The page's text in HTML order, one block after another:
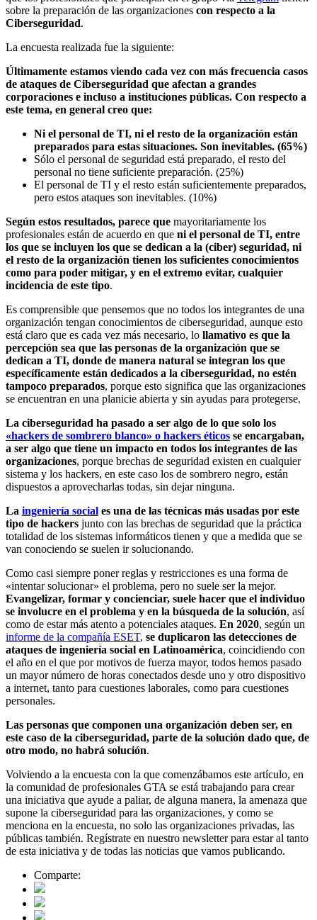
sobre la preparación de las organizaciones con respecto a la
Ciberseguridad.
La encuesta realizada fue la siguiente:
Últimamente estamos viendo cada vez con más frecuencia casos
de ataques de Ciberseguridad que afectan a grandes
corporaciones e incluso a instituciones públicas. Con respecto a
este tema, en general creo que:
Ni el personal de TI, ni el resto de la organización están
preparados para estas situaciones. Son inevitables. (65%)
Sólo el personal de seguridad está preparado, el resto del
personal no tiene suficiente preparación. (25%)
El personal de TI y el resto están suficientemente preparados,
pero estos ataques son inevitables. (10%)
Según estos resultados, parece que mayoritariamente los
profesionales están de acuerdo en que ni el personal de TI, entre
los que se incluyen los que se dedican a la (ciber) seguridad, ni
el resto de la organización tienen los suficientes conocimientos
como para poder mitigar, y en el extremo evitar, cualquier
incidencia de este tipo.
Es comprensible que pensemos que no todos los integrantes de una
organización tengan conocimientos de ciberseguridad, aunque esto
está claro que es cada vez más necesario, lo llamativo es que la
percepción sea que las personas de la organización que se
dedican a TI, donde de manera natural se integran los que
específicamente están dedicados a la ciberseguridad, no estén
tampoco preparados, porque esto significa que las organizaciones
se encuentran en una planicie abierta y sin ayudas para protegerse.
La ciberseguridad ha pasado a ser algo de lo que solo los
«hackers de sombrero blanco» o hackers éticos se encargaban,
a ser algo que tiene un impacto en todos los integrantes de las
organizaciones, porque brechas de seguridad existen en cualquier
sistema y los hackers, en este caso los de sombrero negro, están
dispuestos a aprovecharlas todas, sin dejar ninguna.
La ingeniería social es una de las técnicas más usadas por este
tipo de hackers junto con las brechas de seguridad que la práctica
totalidad de los sistemas informáticos tienen y que a medida que se
van conociendo se suelen ir solucionando.
Como casi siempre poner reglas y restricciones es una forma de
«intentar solucionar» el problema, pero no suele ser la mejor.
Evangelizar, formar y concienciar, suele hacer que el individuo
se involucre en el problema y en la búsqueda de la solución, así
como de estar más atento a potenciales ataques. En 2020, según un
informe de la compañía ESET, se duplicaron las detecciones de
ataques de ingeniería social en Latinoamérica, coincidiendo con
el año en el que por motivos de fuerza mayor, todos hemos pasado
un mayor número de horas conectados desde uno y otro dispositivo
a internet, tanto para cuestiones laborales, como para cuestiones
personales.
Las personas que componen una organización deben ser, en
este caso de la ciberseguridad, parte de la solución dado que, de
otro modo, no habrá solución.
Volviendo a la encuesta con la que comenzábamos este artículo, en
la comunidad de profesionales GTA se está trabajando para crear
una iniciativa que ayude a paliar, de alguna manera, la amenaza que
supone la ciberseguridad para las organizaciones, y como se
menciona en la encuesta, no solo las organizaciones privadas, las
públicas también. Regístrate en nuestro newsletter para estar al tanto
de esta iniciativa y de todas las noticias que vamos publicando.
Comparte: